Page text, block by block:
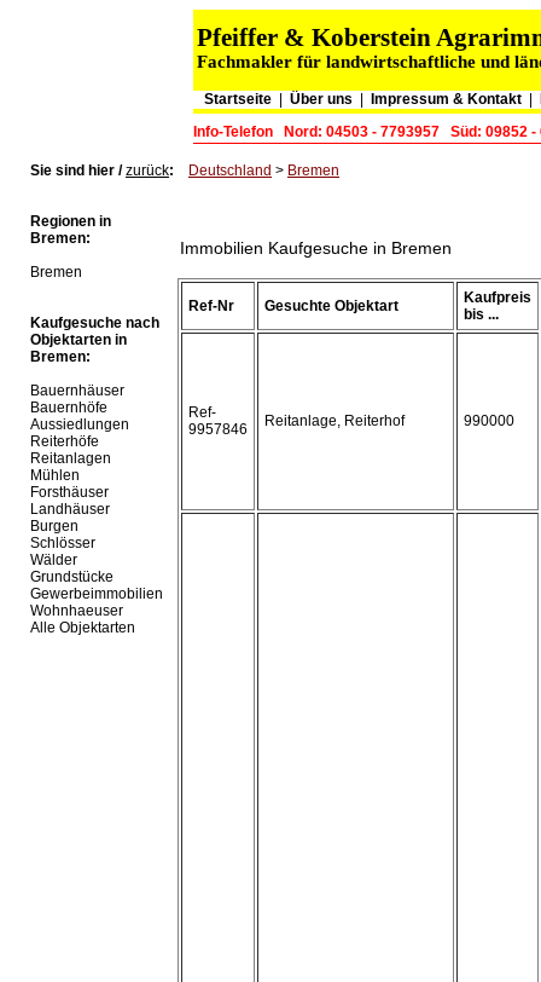
Pfeiffer & Koberstein
Fachmakler für landwirtschaftliche und
Startseite| Über uns Impressum & Kontakt|
Info-Telefon
Nord: 04503 - 7793957 Süd: 09852 -
Sie sind hier /zurück: Deutschland > Bremen
Regionen in
Bremen:
Bremen
Kaufgesuche nach
Objektarten in
Bremen:
Bauernhäuser
Bauernhöfe
Aussiedlungen
Reiterhöfe
Reitanlagen
Mühlen
Forsthäuser
Landhäuser
Burgen
Schlösser
Wälder
Grundstücke
Gewerbeimmobilien
Wohnhaeuser
Alle Objektarten
Immobilien Kaufgesuche in Bremen
Ref-Nr Gesuchte Objektart
Kaufpreis
bis ...
Ref-
9957846
Reitanlage, Reiterhof 990000